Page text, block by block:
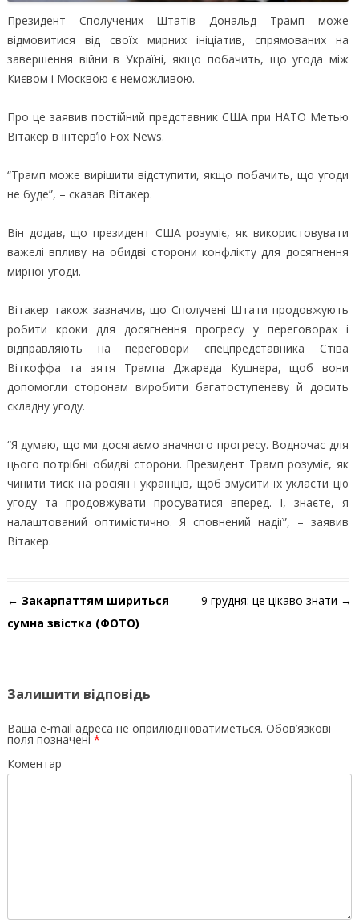
Президент Сполучених Штатів Дональд Трамп може
відмовитися від своїх мирних ініціатив, спрямованих на
завершення війни в Україні, якщо побачить, що угода між
Києвом і Москвою є неможливою.
Про це заявив постійний представник США при НАТО Метью
Вітакер в інтервʼю Fox News.
“Трамп може вирішити відступити, якщо побачить, що угоди
не буде”, – сказав Вітакер.
Він додав, що президент США розуміє, як використовувати
важелі впливу на обидві сторони конфлікту для досягнення
мирної угоди.
Вітакер також зазначив, що Сполучені Штати продовжують
робити кроки для досягнення прогресу у переговорах і
відправляють на переговори спецпредставника Стіва
Віткоффа та зятя Трампа Джареда Кушнера, щоб вони
допомогли сторонам виробити багатоступеневу й досить
складну угоду.
“Я думаю, що ми досягаємо значного прогресу. Водночас для
цього потрібні обидві сторони. Президент Трамп розуміє, як
чинити тиск на росіян і українців, щоб змусити їх укласти цю
угоду та продовжувати просуватися вперед. І, знаєте, я
налаштований оптимістично. Я сповнений надії”, – заявив
Вітакер.
Навігація по запису
← Закарпаттям шириться
сумна звістка (ФОТО)
9 грудня: це цікаво знати →
Залишити відповідь
Ваша e-mail адреса не оприлюднюватиметься. Обов’язкові
поля позначені *
Коментар